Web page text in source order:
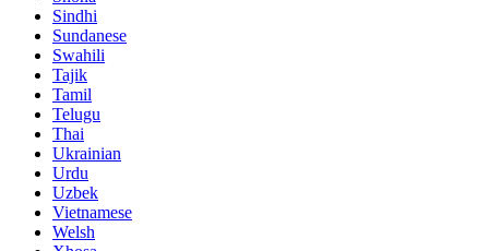
Sindhi
Sundanese
Swahili
Tajik
Tamil
Telugu
Thai
Ukrainian
Urdu
Uzbek
Vietnamese
Welsh